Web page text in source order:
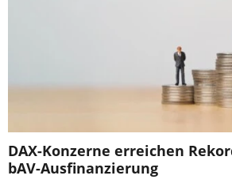
DAX-Konzerne erreichen
bAV-Ausfinanzierung